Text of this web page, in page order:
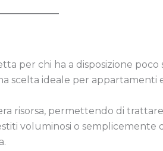
per chi ha a disposizione poco
scelta ideale per appartamenti
risorsa, permettendo di
voluminosi o semplicemente